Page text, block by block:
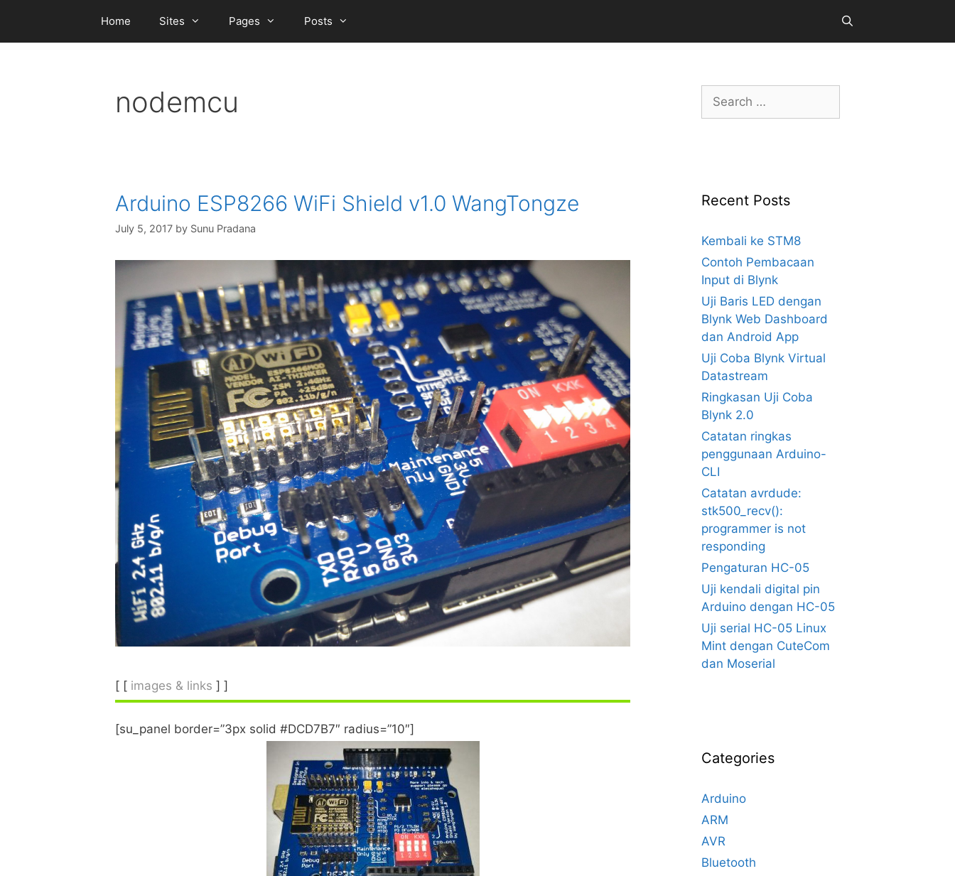
content
Home Sites Pages Posts
nodemcu
Arduino ESP8266 WiFi Shield v1.0 WangTongze
July 5, 2017 by Sunu Pradana
[ [ images & links ] ]
[su_panel border=”3px solid #DCD7B7″ radius=”10″]
Search
for:
Recent Posts
Kembali ke STM8
Contoh Pembacaan
Input di Blynk
Uji Baris LED dengan
Blynk Web Dashboard
dan Android App
Uji Coba Blynk Virtual
Datastream
Ringkasan Uji Coba
Blynk 2.0
Catatan ringkas
penggunaan Arduino-
CLI
Catatan avrdude:
stk500_recv():
programmer is not
responding
Pengaturan HC-05
Uji kendali digital pin
Arduino dengan HC-05
Uji serial HC-05 Linux
Mint dengan CuteCom
dan Moserial
Categories
Arduino
ARM
AVR
Bluetooth